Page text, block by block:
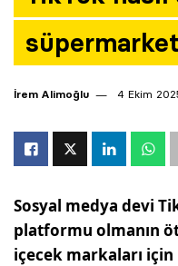
İrem Alimoğlu 4 Ekim
Sosyal medya devi
platformu olmanın
içecek markaları